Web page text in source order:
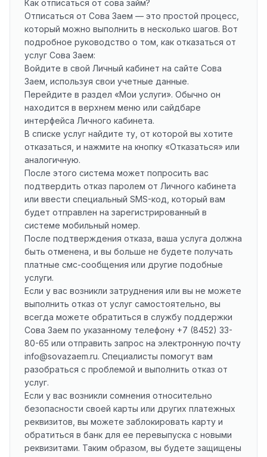
Как отписаться от сова займ?
Отписаться от Сова Заем — это простой процесс,
который можно выполнить в несколько шагов. Вот
подробное руководство о том, как отказаться от
услуг Сова Заем:
Войдите в свой Личный кабинет на сайте Сова
Заем, используя свои учетные данные.
Перейдите в раздел «Мои услуги». Обычно он
находится в верхнем меню или сайдбаре
интерфейса Личного кабинета.
В списке услуг найдите ту, от которой вы хотите
отказаться, и нажмите на кнопку «Отказаться» или
аналогичную.
После этого система может попросить вас
подтвердить отказ паролем от Личного кабинета
или ввести специальный SMS-код, который вам
будет отправлен на зарегистрированный в
системе мобильный номер.
После подтверждения отказа, ваша услуга должна
быть отменена, и вы больше не будете получать
платные смс-сообщения или другие подобные
услуги.
Если у вас возникли затруднения или вы не можете
выполнить отказ от услуг самостоятельно, вы
всегда можете обратиться в службу поддержки
Сова Заем по указанному телефону +7 (8452) 33-
80-65 или отправить запрос на электронную почту
info@sovazaem.ru. Специалисты помогут вам
разобраться с проблемой и выполнить отказ от
услуг.
Если у вас возникли сомнения относительно
безопасности своей карты или других платежных
реквизитов, вы можете заблокировать карту и
обратиться в банк для ее перевыпуска с новыми
реквизитами. Таким образом, вы будете защищены